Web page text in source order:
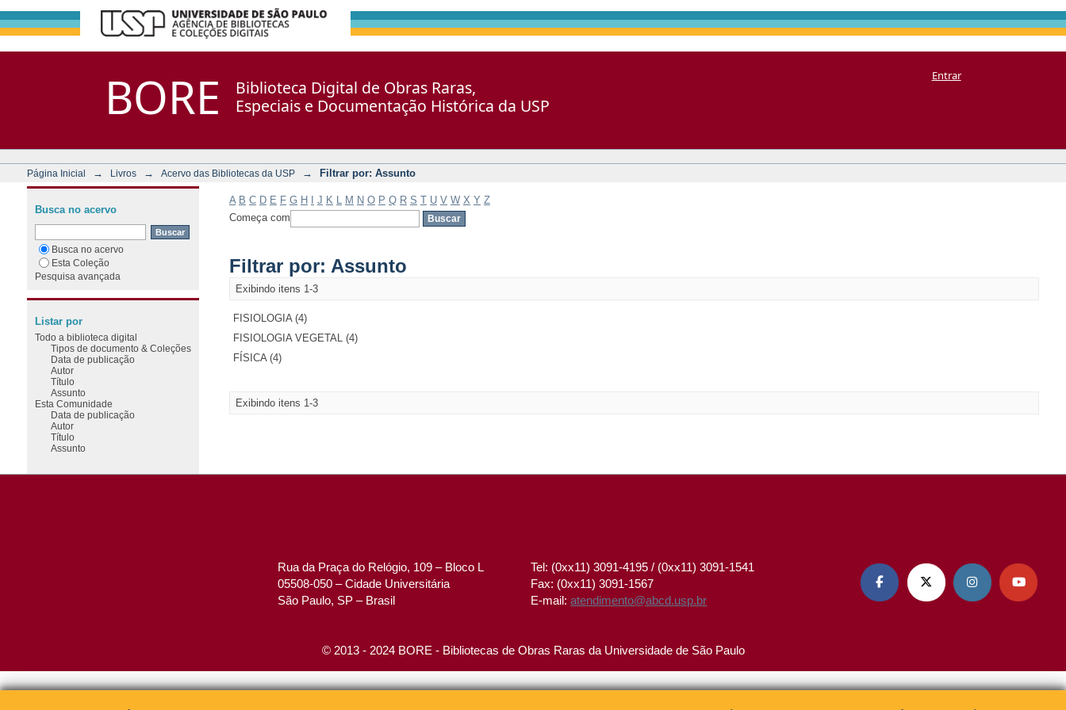
BORE
Biblioteca Digital de Obras Raras,
Especiais e Documentação Histórica da USP
Entrar
Página Inicial → Livros → Acervo das Bibliotecas da USP → Filtrar por: Assunto
A B C D E F G H J K M N O P Q R S T U V W X Y Z
Começa com
Filtrar por: Assunto
Exibindo itens 1-3
FISIOLOGIA (4)
FISIOLOGIA VEGETAL (4)
FÍSICA (4)
Exibindo itens 1-3
Busca no acervo
Busca no acervo
Esta Coleção
Pesquisa avançada
Listar por
Todo a biblioteca digital
Tipos de documento & Coleções
Data de publicação
Autor
Título
Assunto
Esta Comunidade
Data de publicação
Autor
Título
Assunto
Rua da Praça do Relógio, 109 – Bloco L
05508-050 – Cidade Universitária
São Paulo, SP – Brasil
Tel: (0xx11) 3091-4195 / (0xx11) 3091-1541
Fax: (0xx11) 3091-1567
E-mail:atendimento@abcd.usp.br
   
© 2013 - 2024 BORE - Bibliotecas de Obras Raras da Universidade de São Paulo